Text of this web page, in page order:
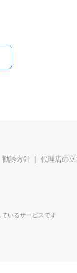
勧誘方針 代理店の
ているサービスです